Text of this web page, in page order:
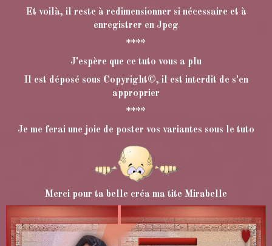
Et voilà, il reste à redimensionner si nécessaire et à
enregistrer en Jpeg
****
J'espère que ce tuto vous a plu
Il est déposé sous Copyright©, il est interdit de s'en
approprier
****
Je me ferai une joie de poster vos variantes sous le tuto
Merci pour ta belle créa ma tite Mirabelle